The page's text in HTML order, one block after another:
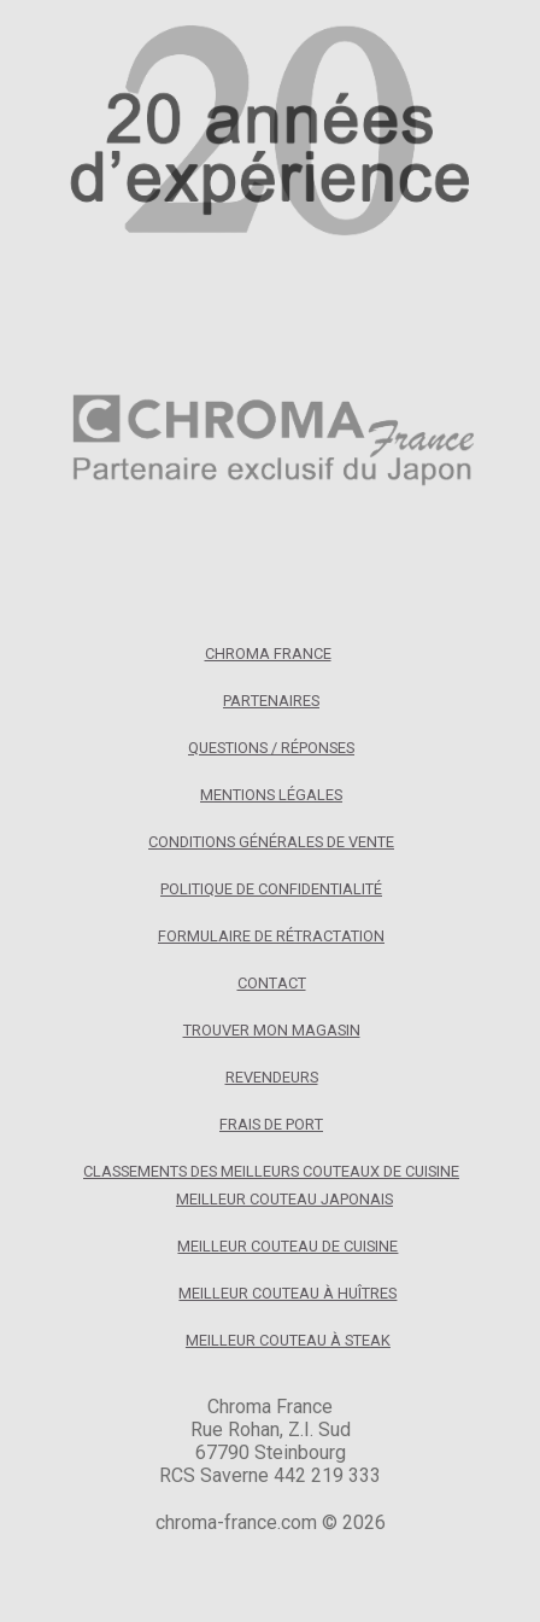
CHROMA FRANCE
PARTENAIRES
QUESTIONS / RÉPONSES
MENTIONS LÉGALES
CONDITIONS GÉNÉRALES DE VENTE
POLITIQUE DE CONFIDENTIALITÉ
FORMULAIRE DE RÉTRACTATION
CONTACT
TROUVER MON MAGASIN
REVENDEURS
FRAIS DE PORT
CLASSEMENTS DES MEILLEURS COUTEAUX DE CUISINE
MEILLEUR COUTEAU JAPONAIS
MEILLEUR COUTEAU DE CUISINE
MEILLEUR COUTEAU À HUÎTRES
MEILLEUR COUTEAU À STEAK
Chroma France
Rue Rohan, Z.I. Sud
67790 Steinbourg
RCS Saverne 442 219 333
chroma-france.com © 2026